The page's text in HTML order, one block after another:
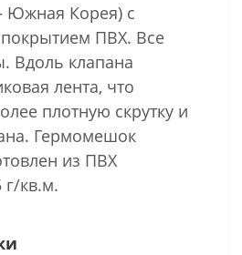
Южная Корея) с
ПВХ. Все
Вдоль клапана
лента, что
плотную скрутку и
Гермомешок
из ПВХ
г/кв.м.